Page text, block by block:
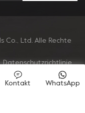
Co., Ltd. Alle Rechte
Datenschutzrichtlinie
WhatsApp
Kontakt